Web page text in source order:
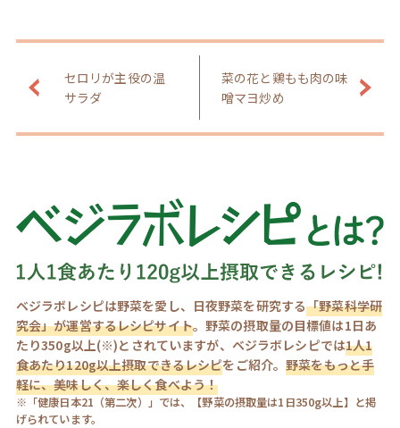
セロリが主役の温
サラダ
菜の花と鶏もも肉の味
噌マヨ炒め
ベジラボレシピは野菜を愛し、日夜野菜を研究する「野菜科学研
究会」が運営するレシピサイト。野菜の摂取量の目標値は1日あ
たり350g以上(※)とされていますが、ベジラボレシピでは1人1
食あたり120g以上摂取できるレシピをご紹介。野菜をもっと手
軽に、美味しく、楽しく食べよう！
※「健康日本21（第二次）」では、【野菜の摂取量は1日350g以上】と掲
げられています。